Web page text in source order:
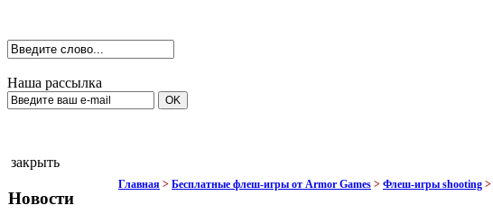
Наша рассылка
закрыть
Новости
Главная > Бесплатные флеш-игры от Armor Games > Флеш-игры shooting >